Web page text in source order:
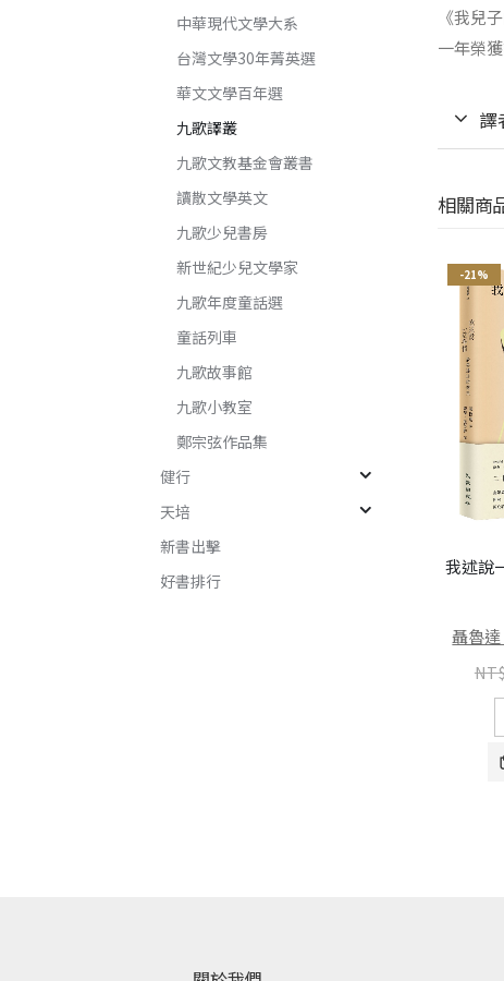
《我兒
一年榮
譯
相關商
達情詩全集：《二十首
詩和一首絕望的歌》、
長的詩》、《一百首愛
-21% -21%
我述說
聶魯
中華現代文學大系
台灣文學30年菁英選
華文文學百年選
九歌譯叢
九歌文教基金會叢書
讀散文學英文
九歌少兒書房
新世紀少兒文學家
九歌年度童話選
童話列車
九歌故事館
九歌小教室
鄭宗弦作品集
健行
天培
新書出擊
好書排行